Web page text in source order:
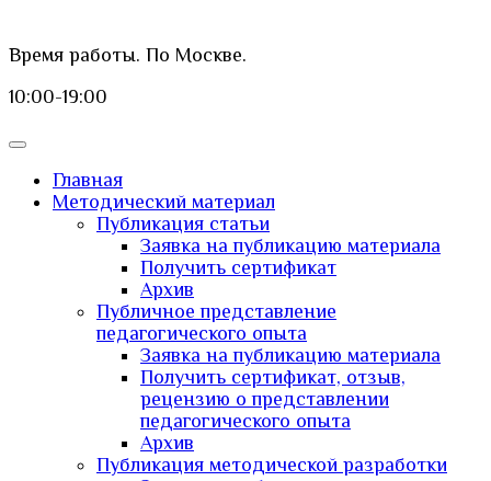
Время работы. По Москве.
10:00-19:00
Главная
Методический материал
Публикация статьи
Заявка на публикацию материала
Получить сертификат
Архив
Публичное представление
педагогического опыта
Заявка на публикацию материала
Получить сертификат, отзыв,
рецензию о представлении
педагогического опыта
Архив
Публикация методической разработки